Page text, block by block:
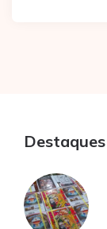
Destaques